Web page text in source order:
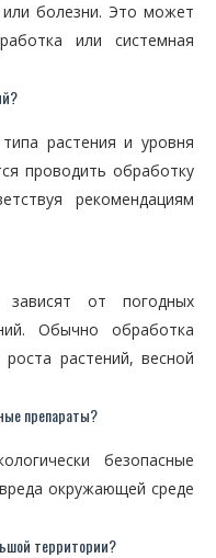
болезни. Это может
или системная
растения и уровня
проводить обработку
рекомендациям
зависят от погодных
Обычно обработка
растений, весной
препараты?
безопасные
окружающей среде
территории?